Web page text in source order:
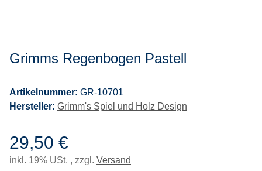
Grimms Regenbogen Pastell
Artikelnummer: GR-10701
Hersteller: Grimm's Spiel und Holz Design
29,50 €
inkl. 19% USt. , zzgl. Versand